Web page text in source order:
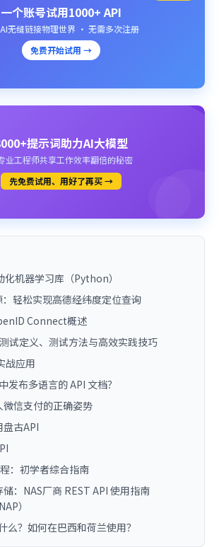
一个账号试用1000+ API
无缝链接物理世界 · 无需多次注册
免费开始试用 →
提示词助力AI大模型
业工程师共享工作效率翻倍的秘密
先免费试用、用好了再买 →
化机器学习库（Python）
轻松实现高德经纬度定位查询
Connect概述
试定义、测试方法与高效实践技巧
战应用
发布多语言的 API 文档？
信支付的正确姿势
盘古API
：初学者综合指南
：NAS厂商 REST API 使用指南
）
么？如何在巴西和荷兰使用？